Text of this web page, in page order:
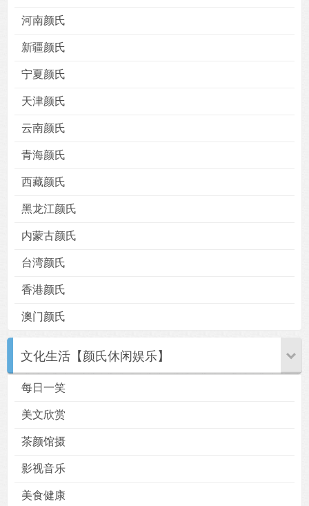
河南颜氏
新疆颜氏
宁夏颜氏
天津颜氏
云南颜氏
青海颜氏
西藏颜氏
黑龙江颜氏
内蒙古颜氏
台湾颜氏
香港颜氏
澳门颜氏
文化生活【颜氏休闲娱乐】
每日一笑
美文欣赏
茶颜馆摄
影视音乐
美食健康